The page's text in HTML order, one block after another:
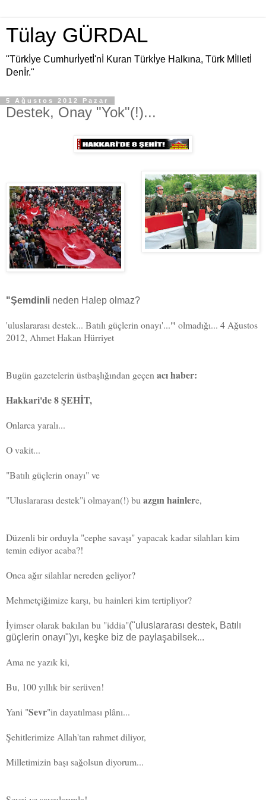
Tülay GÜRDAL
"Türkİye Cumhurİyetİ'nİ Kuran Türkİye Halkına, Türk Mİlletİ
Denİr."
5 Ağustos 2012 Pazar
Destek, Onay "Yok"(!)...
"Şemdinli neden Halep olmaz?
'uluslararası destek... Batılı güçlerin onayı'..." olmadığı... 4 Ağustos
2012, Ahmet Hakan Hürriyet
Bugün gazetelerin üstbaşlığından geçen acı haber:
Hakkari'de 8 ŞEHİT,
Onlarca yaralı...
O vakit...
"Batılı güçlerin onayı" ve
"Uluslararası destek"i olmayan(!) bu azgın hainlere,
Düzenli bir orduyla "cephe savaşı" yapacak kadar silahları kim
temin ediyor acaba?!
Onca ağır silahlar nereden geliyor?
Mehmetçiğimize karşı, bu hainleri kim tertipliyor?
İyimser olarak bakılan bu "iddia"("uluslararası destek, Batılı
güçlerin onayı")yı, keşke biz de paylaşabilsek...
Ama ne yazık ki,
Bu, 100 yıllık bir serüven!
Yani "Sevr"in dayatılması plânı...
Şehitlerimize Allah'tan rahmet diliyor,
Milletimizin başı sağolsun diyorum...